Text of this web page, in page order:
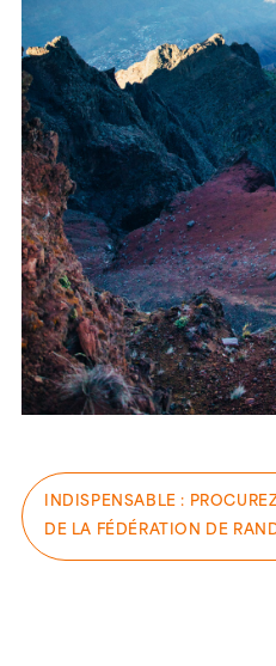
INDISPENSABLE :
DE LA FÉDÉRATION DE